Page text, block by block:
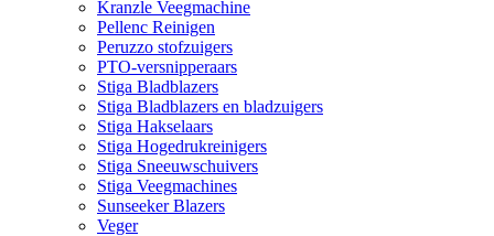
Kranzle Veegmachine
Pellenc Reinigen
Peruzzo stofzuigers
PTO-versnipperaars
Stiga Bladblazers
Stiga Bladblazers en bladzuigers
Stiga Hakselaars
Stiga Hogedrukreinigers
Stiga Sneeuwschuivers
Stiga Veegmachines
Sunseeker Blazers
Veger